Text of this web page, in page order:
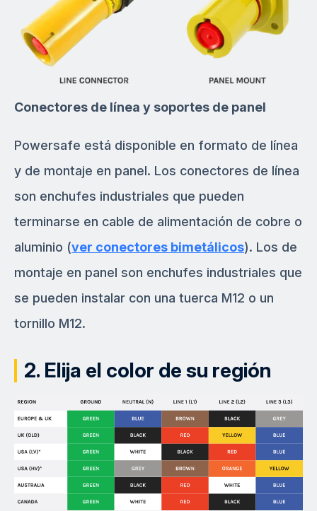
Conectores de línea y soportes de panel
Powersafe está disponible en formato de línea
y de montaje en panel. Los conectores de línea
son enchufes industriales que pueden
terminarse en cable de alimentación de cobre o
aluminio (ver conectores bimetálicos). Los de
montaje en panel son enchufes industriales que
se pueden instalar con una tuerca M12 o un
tornillo M12.
2. Elija el color de su región